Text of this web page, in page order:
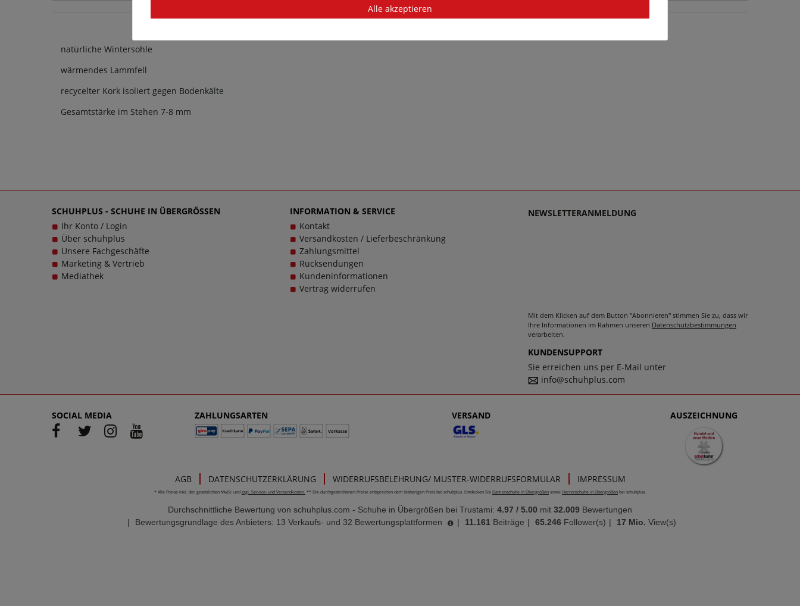
natürliche Wintersohle
wärmendes Lammfell
recycelter Kork isoliert gegen Bodenkälte
Gesamtstärke im Stehen 7-8 mm
SCHUHPLUS - SCHUHE IN ÜBERGRÖSSEN
Ihr Konto / Login
Über schuhplus
Unsere Fachgeschäfte
Marketing & Vertrieb
Mediathek
INFORMATION & SERVICE
Kontakt
Versandkosten / Lieferbeschränkung
Zahlungsmittel
Rücksendungen
Kundeninformationen
Vertrag widerrufen
NEWSLETTERANMELDUNG
Mit dem Klicken auf dem Button "Abonnieren" stimmen Sie zu, dass wir
Ihre Informationen im Rahmen unseren Datenschutzbestimmungen
verarbeiten.
KUNDENSUPPORT
Sie erreichen uns per E-Mail unter
info@schuhplus.com
SOCIAL MEDIA ZAHLUNGSARTEN VERSAND AUSZEICHNUNG
AGB DATENSCHUTZERKLÄRUNG WIDERRUFSBELEHRUNG/ MUSTER-WIDERRUFSFORMULAR IMPRESSUM
* Alle Preise inkl. der gesetzlichen MwSt. und zzgl. Service- und Versandkosten. ** Die durchgestrichenen Preise entsprechen dem bisherigen Preis bei schuhplus. Entdecken Sie Damenschuhe in Übergrößen sowie Herrenschuhe in Übergrößen bei schuhplus.
Durchschnittliche Bewertung von schuhplus.com - Schuhe in Übergrößen bei Trustami: 4.97 / 5.00 mit 32.009 Bewertungen
|
Bewertungsgrundlage des Anbieters: 13 Verkaufs- und 32 Bewertungsplattformen | 11.161 Beiträge | 65.246 Follower(s) | 17 Mio. View(s)
Alle akzeptieren